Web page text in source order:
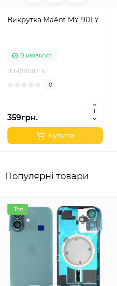
Викрутка MaAnt MY-901 Y
В наявності
00-00001713
0
359грн.
Купити
Популярні товари
Топ